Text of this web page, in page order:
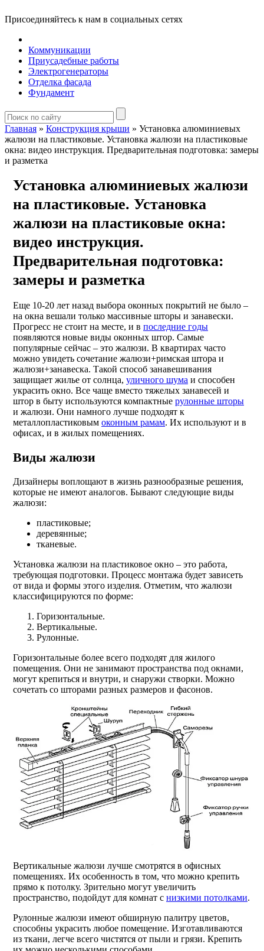
Присоединяйтесь к нам в социальных сетях
Коммуникации
Приусадебные работы
Электрогенераторы
Отделка фасада
Фундамент
Главная » Конструкция крыши » Установка алюминиевых
жалюзи на пластиковые. Установка жалюзи на пластиковые
окна: видео инструкция. Предварительная подготовка: замеры
и разметка
Установка алюминиевых жалюзи
на пластиковые. Установка
жалюзи на пластиковые окна:
видео инструкция.
Предварительная подготовка:
замеры и разметка
Еще 10-20 лет назад выбора оконных покрытий не было –
на окна вешали только массивные шторы и занавески.
Прогресс не стоит на месте, и в последние годы
появляются новые виды оконных штор. Самые
популярные сейчас – это жалюзи. В квартирах часто
можно увидеть сочетание жалюзи+римская штора и
жалюзи+занавеска. Такой способ занавешивания
защищает жилье от солнца, уличного шума и способен
украсить окно. Все чаще вместо тяжелых занавесей и
штор в быту используются компактные рулонные шторы
и жалюзи. Они намного лучше подходят к
металлопластиковым оконным рамам. Их используют и в
офисах, и в жилых помещениях.
Виды жалюзи
Дизайнеры воплощают в жизнь разнообразные решения,
которые не имеют аналогов. Бывают следующие виды
жалюзи:
пластиковые;
деревянные;
тканевые.
Установка жалюзи на пластиковое окно – это работа,
требующая подготовки. Процесс монтажа будет зависеть
от вида и формы этого изделия. Отметим, что жалюзи
классифицируются по форме:
Горизонтальные.
Вертикальные.
Рулонные.
Горизонтальные более всего подходят для жилого
помещения. Они не занимают пространства под окнами,
могут крепиться и внутри, и снаружи створки. Можно
сочетать со шторами разных размеров и фасонов.
Вертикальные жалюзи лучше смотрятся в офисных
помещениях. Их особенность в том, что можно крепить
прямо к потолку. Зрительно могут увеличить
пространство, подойдут для комнат с низкими потолками.
Рулонные жалюзи имеют обширную палитру цветов,
способны украсить любое помещение. Изготавливаются
из ткани, легче всего чистятся от пыли и грязи. Крепить